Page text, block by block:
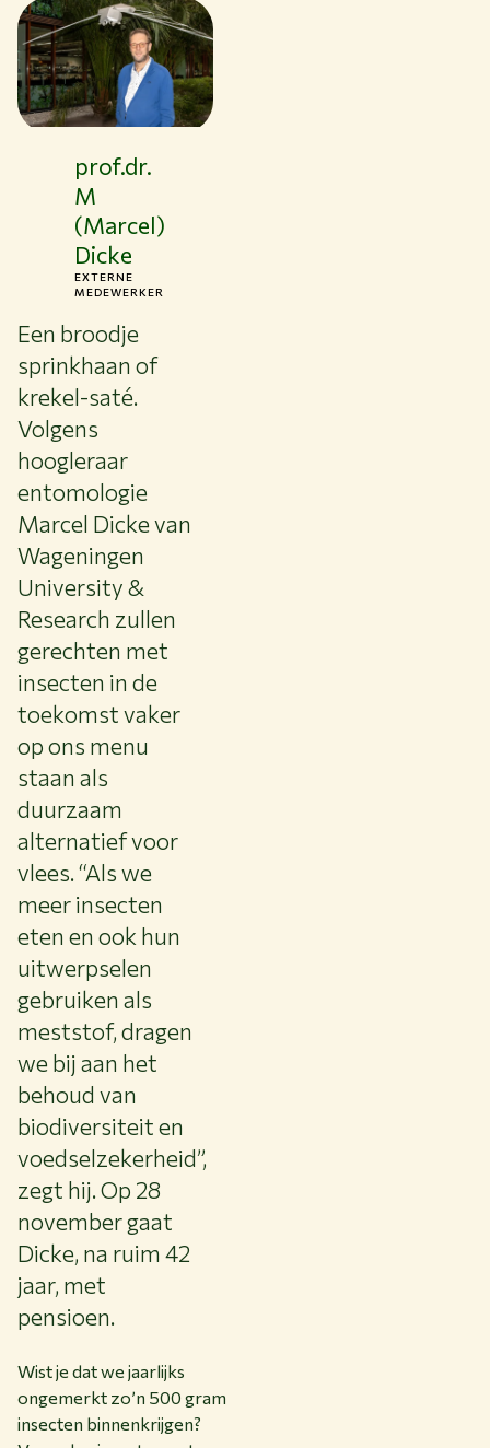
Thema's
Studeren bij WUR
Over WUR
NIEUWS & ACHTERGRONDEN
WERKEN BIJ WUR
HUIDIGE STUDENTEN
BIBLIOTHEEK
NL
prof.dr.
M
(Marcel)
Dicke
EXTERNE
MEDEWERKER
Een broodje
sprinkhaan of
krekel-saté.
Volgens
hoogleraar
entomologie
Marcel Dicke van
Wageningen
University &
Research zullen
gerechten met
insecten in de
toekomst vaker
op ons menu
staan als
duurzaam
alternatief voor
vlees. “Als we
meer insecten
eten en ook hun
uitwerpselen
gebruiken als
meststof, dragen
we bij aan het
behoud van
biodiversiteit en
voedselzekerheid”,
zegt hij. Op 28
november gaat
Dicke, na ruim 42
jaar, met
pensioen.
Wist je dat we jaarlijks
ongemerkt zo’n 500 gram
insecten binnenkrijgen?